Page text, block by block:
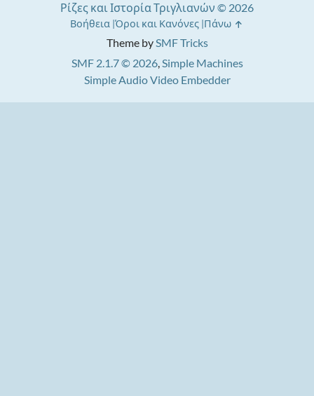
Theme bySMF Tricks
SMF 2.1.7 © 2026,Simple Machines
Simple Audio Video Embedder
Ρίζες και Ιστορία Τριγλιανών © 2026
Βοήθεια Όροι και Κανόνες Πάνω